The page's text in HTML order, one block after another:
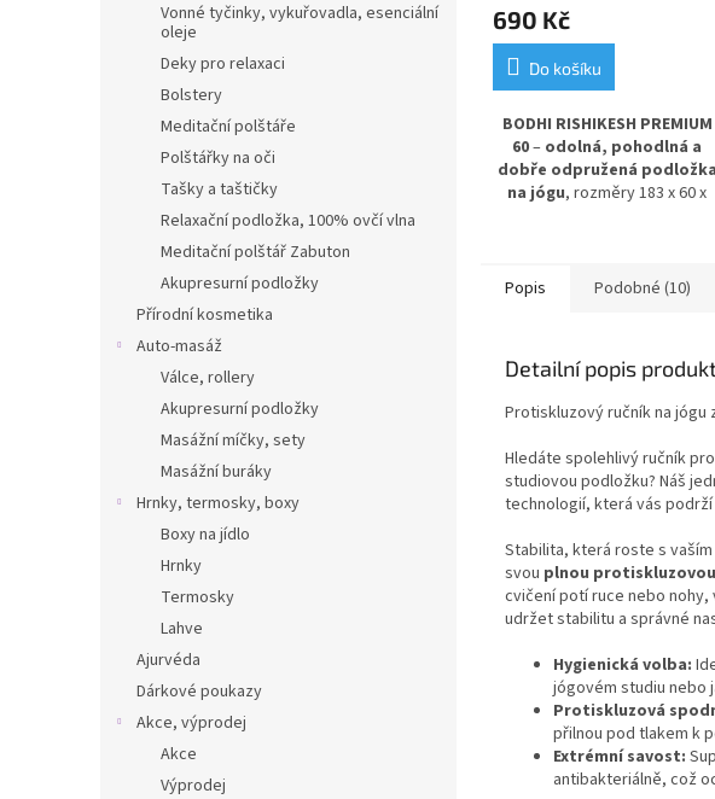
Vonné tyčinky, vykuřovadla, esenciální
oleje
Deky pro relaxaci
Bolstery
Meditační polštáře
Polštářky na oči
Tašky a taštičky
Relaxační podložka, 100% ovčí vlna
Meditační polštář Zabuton
Akupresurní podložky
Přírodní kosmetika
Auto-masáž
Válce, rollery
Akupresurní podložky
Masážní míčky, sety
Masážní buráky
Hrnky, termosky, boxy
Boxy na jídlo
Hrnky
Termosky
Lahve
Ajurvéda
Dárkové poukazy
Akce, výprodej
Akce
Výprodej
690 Kč
Do košíku
BODHI RISHIKESH PREMIUM
60– odolná, pohodlná a
dobře odpružená podložka
na jógu, rozměry 183 x 60 x
stabilní oporu při cvičení.
Popis Podobné (10)
Detailní popis
Protiskluzový ručník na
Hledáte spolehlivý ručník pro
studiovou podložku? Náš
technologií, která vás
Stabilita, která roste s
svou plnou
cvičení potí ruce nebo
udržet stabilitu a správné
Hygienická volba:
jógovém studiu nebo
Protiskluzová
přilnou pod tlakem k
Extrémní savost:
antibakteriálně, což